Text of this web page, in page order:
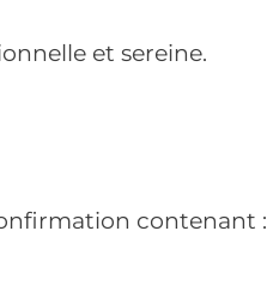
et sereine.
contenant :